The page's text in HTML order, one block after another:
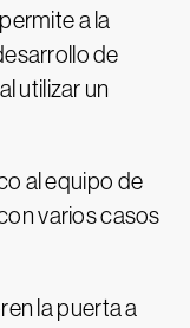
a la
de
utilizar un
al equipo de
varios casos
la puerta a